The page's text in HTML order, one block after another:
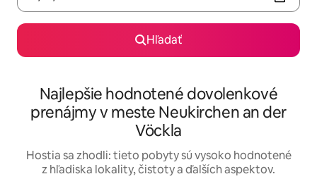
Hľadať
Najlepšie hodnotené dovolenkové
prenájmy v meste Neukirchen an der
Vöckla
Hostia sa zhodli: tieto pobyty sú vysoko hodnotené
z hľadiska lokality, čistoty a ďalších aspektov.